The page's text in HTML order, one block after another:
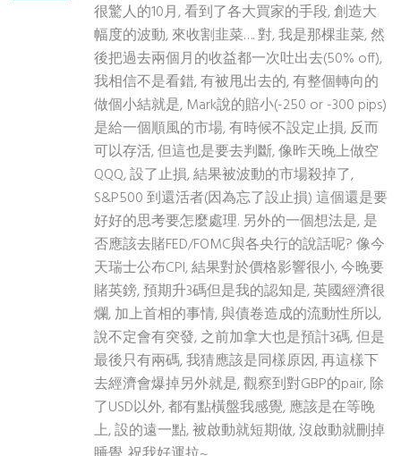
很驚人的10月, 看到了各大買家的手段, 創造大
幅度的波動, 來收割韭菜…. 對, 我是那棵韭菜, 然
後把過去兩個月的收益都一次吐出去(50% off),
我相信不是看錯, 有被甩出去的, 有整個轉向的
做個小結就是, Mark說的賠小(-250 or -300 pips)
是給一個順風的市場, 有時候不設定止損, 反而
可以存活, 但這也是要去判斷, 像昨天晚上做空
QQQ, 設了止損, 結果被波動的市場殺掉了,
S&P500 到還活者(因為忘了設止損) 這個還是要
好好的思考要怎麼處理. 另外的一個想法是, 是
否應該去賭FED/FOMC與各央行的說話呢? 像今
天瑞士公布CPI, 結果對於價格影響很小, 今晚要
賭英鎊, 預期升3碼但是我的認知是, 英國經濟很
爛, 加上首相的事情, 與債卷造成的流動性所以,
說不定會有突發, 之前加拿大也是預計3碼, 但是
最後只有兩碼, 我猜應該是同樣原因, 再這樣下
去經濟會爆掉另外就是, 觀察到對GBP的pair, 除
了USD以外, 都有點橫盤我感覺, 應該是在等晚
上, 設的遠一點, 被啟動就短期做, 沒啟動就刪掉